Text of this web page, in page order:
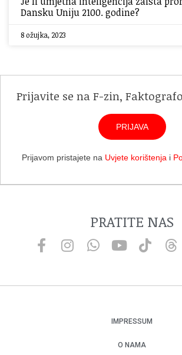
Dansku Uniju 2100. godine?
8 ožujka, 2023
Prijavite se na F-zin,
PRIJAVA
Prijavom pristajete na Uvjete korištenja i
PRATITE NAS
IMPRESSUM
O NAMA